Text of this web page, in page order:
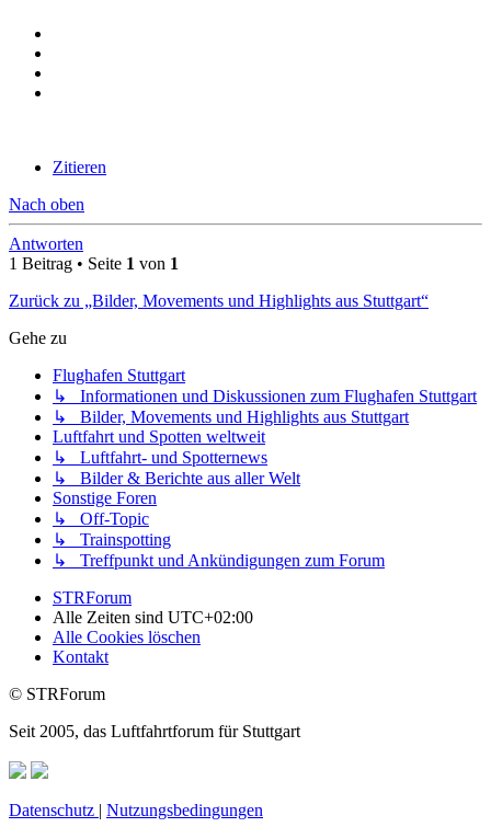
Zitieren
Nach oben
Antworten
1 Beitrag • Seite 1 von 1
Zurück zu „Bilder, Movements und Highlights aus Stuttgart“
Gehe zu
Flughafen Stuttgart
↳ Informationen und Diskussionen zum Flughafen Stuttgart
↳ Bilder, Movements und Highlights aus Stuttgart
Luftfahrt und Spotten weltweit
↳ Luftfahrt- und Spotternews
↳ Bilder & Berichte aus aller Welt
Sonstige Foren
↳ Off-Topic
↳ Trainspotting
↳ Treffpunkt und Ankündigungen zum Forum
STRForum
Alle Zeiten sind UTC+02:00
Alle Cookies löschen
Kontakt
© STRForum
Seit 2005, das Luftfahrtforum für Stuttgart
Datenschutz | Nutzungsbedingungen